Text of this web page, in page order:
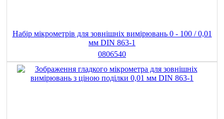
Набір мікрометрів для зовнішніх вимірювань 0 - 100 / 0,01
мм DIN 863-1
0806540